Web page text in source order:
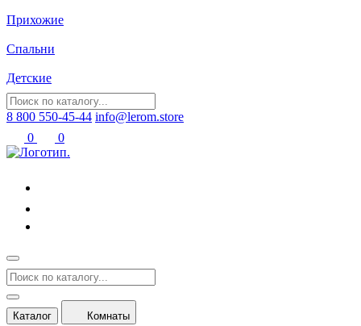
Прихожие
Спальни
Детские
8 800 550-45-44 info@lerom.store
0
0
Каталог Комнаты